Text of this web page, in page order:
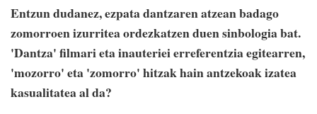
Entzun dudanez, ezpata dantzaren atzean badago
zomorroen izurritea ordezkatzen duen sinbologia bat.
'Dantza' filmari eta inauteriei erreferentzia egitearren,
'mozorro' eta 'zomorro' hitzak hain antzekoak izatea
kasualitatea al da?